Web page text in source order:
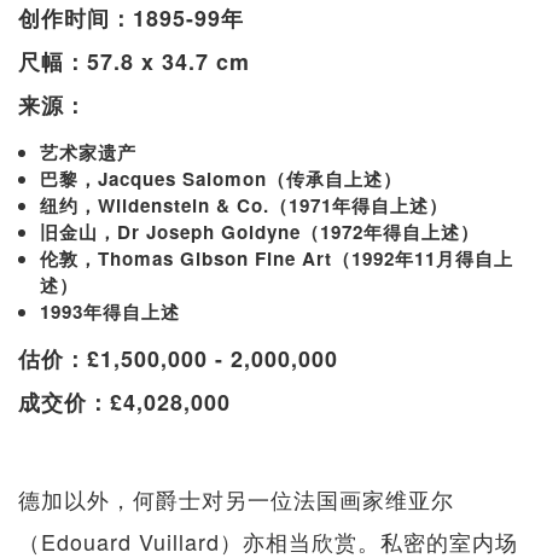
创作时间：1895-99年
尺幅：57.8 x 34.7 cm
来源：
艺术家遗产
巴黎，Jacques Salomon（传承自上述）
纽约，Wildenstein & Co.（1971年得自上述）
旧金山，Dr Joseph Goldyne（1972年得自上述）
伦敦，Thomas Gibson Fine Art（1992年11月得自上
述）
1993年得自上述
估价：£1,500,000 - 2,000,000
成交价：£4,028,000
德加以外，何爵士对另一位法国画家维亚尔
（Edouard Vuillard）亦相当欣赏。私密的室内场